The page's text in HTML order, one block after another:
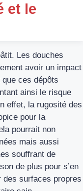
et le
Les douches
avoir un impact
ces dépôts
ainsi le risque
effet, la rugosité des
pour la
pourrait non
mais aussi
souffrant de
de plus pour s’en
des surfaces propres